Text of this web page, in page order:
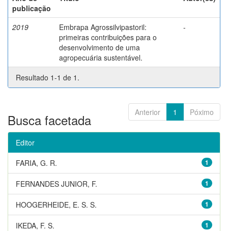
publicação
2019
Embrapa Agrossilvipastoril:
primeiras contribuições para o
desenvolvimento de uma
agropecuária sustentável.
-
Resultado 1-1 de 1.
Anterior 1 Póximo
Busca facetada
Editor
1
FARIA, G. R.
1
FERNANDES JUNIOR, F.
1
HOOGERHEIDE, E. S. S.
1
IKEDA, F. S.